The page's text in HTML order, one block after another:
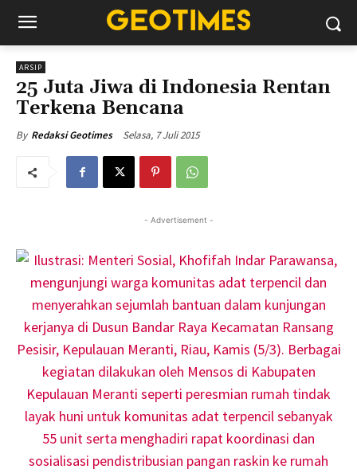
ARSIP
25 Juta Jiwa di Indonesia Rentan
Terkena Bencana
By Redaksi Geotimes Selasa, 7 Juli 2015
- Advertisement -